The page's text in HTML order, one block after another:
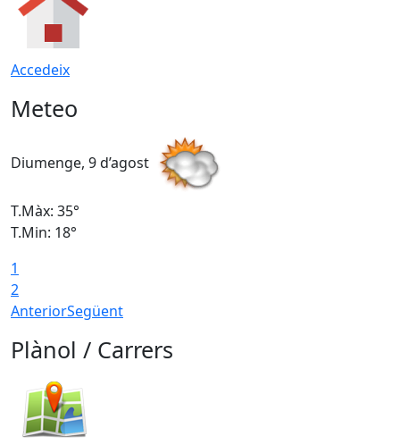
Accedeix
Meteo
Diumenge, 9 d’agost
T.Màx: 35°
T.Min: 18°
1
2
AnteriorSegüent
Plànol / Carrers